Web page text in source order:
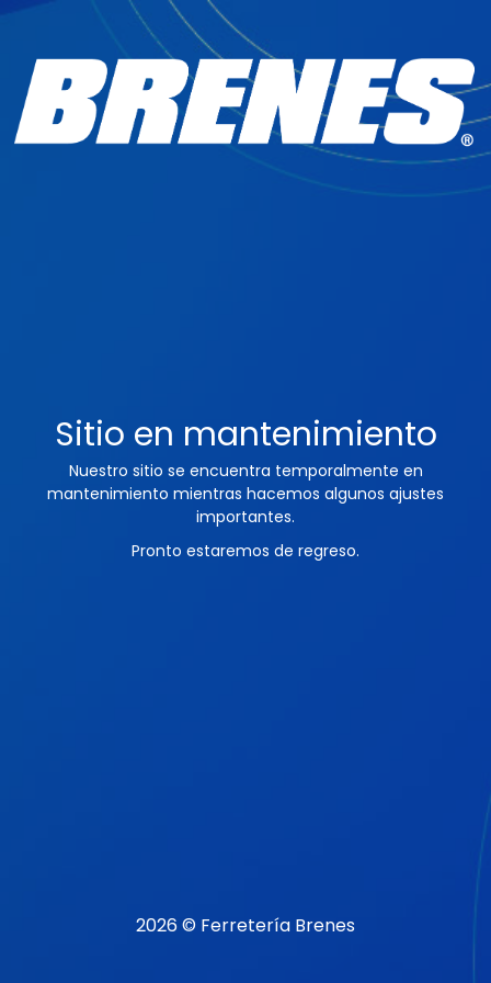
Sitio en mantenimiento
Nuestro sitio se encuentra temporalmente en
mantenimiento mientras hacemos algunos ajustes
importantes.
Pronto estaremos de regreso.
2026 © Ferretería Brenes